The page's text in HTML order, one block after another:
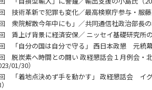
技術革新で犯罪も変化／最高検察庁参与・服
衆院解散今年中にも」／共同通信社政治部長
賃上げ背景に経済安保／ ニッセイ基礎研究所
「自分の国は自分で守る」 西日本政懇 元統
脱炭素へ時間との闘い 政経懇話会１月例会・
01/30）
「着地点決めず手を動かす」 政経懇話会 イ